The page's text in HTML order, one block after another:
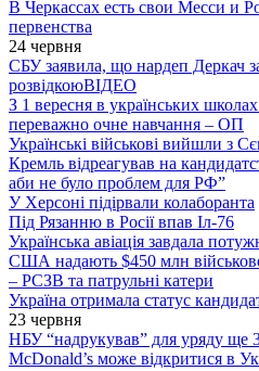
В Черкассах есть свои Месси и
первенства
24 червня
СБУ заявила, що нардеп Деркач
розвідкоюВІДЕО
З 1 вересня в українських
переважно очне навчання – ОП
Українські військові вийшли з
Кремль відреагував на
аби не було проблем для РФ”
У Херсоні підірвали колаборанта
Під Рязанню в Росії впав Іл-76
Українська авіація завдала
США надають $450 млн
– РСЗВ та патрульні катери
Україна отримала статус
23 червня
НБУ “надрукував” для уряду ще
McDonald’s може відкритися в